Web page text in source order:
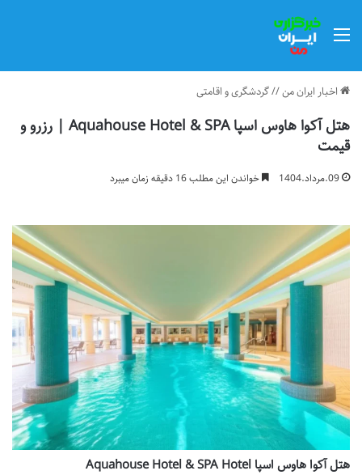
اخبار ایران من//گردشگری و اقامتی
هتل آکوا هاوس اسپا Aquahouse Hotel & SPA | رزرو و
قیمت
09.مرداد.1404 خواندن این مطلب 16 دقیقه زمان میبرد
هتل آکوا هاوس اسپا Aquahouse Hotel & SPA Hotel